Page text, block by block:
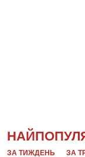
ЗА ТИЖДЕНЬ ЗА